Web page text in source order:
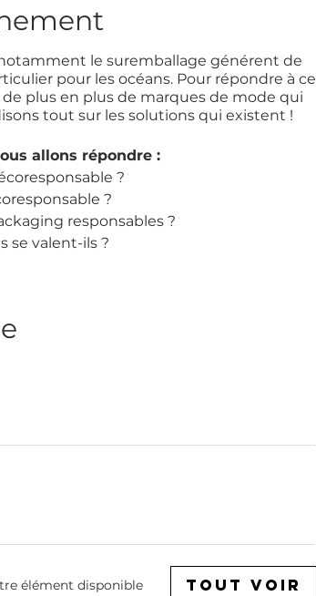
le suremballage générent de
pour les océans. Pour répondre à ce
plus en plus de marques de mode qui
tout sur les solutions qui existent !
allons répondre :
?
?
responsables ?
se valent-ils ?
:
se pérenniser" (ecommercemag.fr)
élément disponible Tout voir